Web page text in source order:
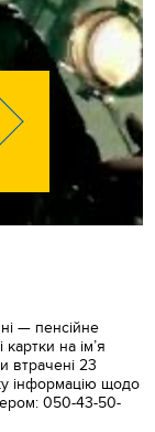
— пенсійне
на ім’я
втрачені 23
інформацію щодо
050-43-50-